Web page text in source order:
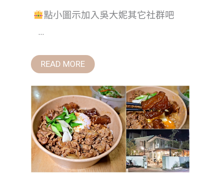
點小圖示加入吳大妮其它社群吧
...
READ MORE